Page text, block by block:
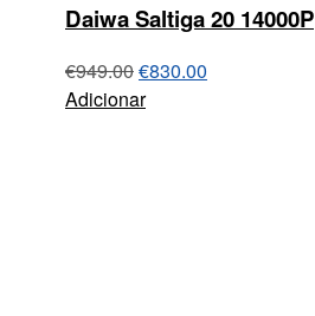
Daiwa Saltiga 20 14000P
€949.00€830.00
Adicionar